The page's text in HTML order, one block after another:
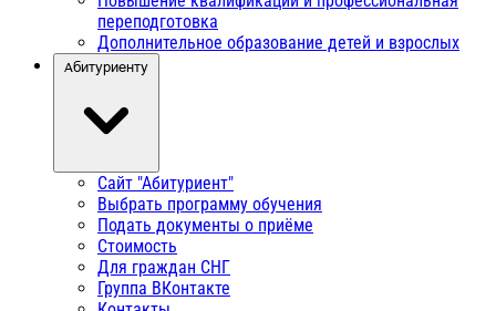
переподготовка
Дополнительное образование детей и взрослых
Абитуриенту
Сайт "Абитуриент"
Выбрать программу обучения
Подать документы о приёме
Стоимость
Для граждан СНГ
Группа ВКонтакте